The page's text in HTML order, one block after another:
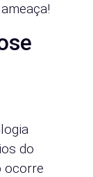
do
ocorre